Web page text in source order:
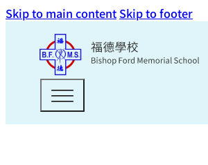
Skip to main content Skip to footer